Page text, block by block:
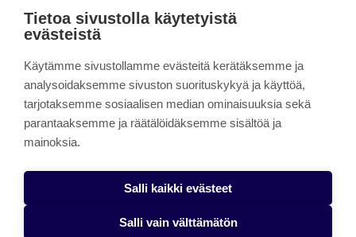
Opinnäytetyö
Tietoa sivuista
Evästeet
Saavutettavuusseloste
Tietosuojaseloste
Alasottoilmoitus
Tietoa sivustolla käytetyistä
evästeistä
Käytämme sivustollamme evästeitä kerätäksemme ja
analysoidaksemme sivuston suorituskykyä ja käyttöä,
tarjotaksemme sosiaalisen median ominaisuuksia sekä
parantaaksemme ja räätälöidäksemme sisältöä ja
mainoksia.
Salli kaikki evästeet
Salli vain välttämätön